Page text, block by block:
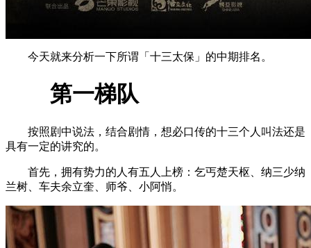
今天就来分析一下所谓「十三太保」的中期排名。
第一梯队
按照剧中说法，结合剧情，想必口传的十三个人叫法还是
具有一定的讲究的。
首先，拥有势力的人有五人上榜：乞丐楚天枢、纳三少纳
兰树、车夫余立奎、师爷、小阿悄。